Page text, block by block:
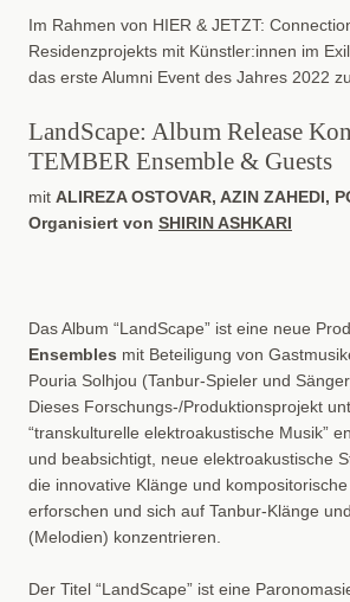
Im Rahmen von HIER & JETZT:
Residenzprojekts mit Künstler:innen im
das erste Alumni Event des Jahres 2022
LandScape: Album Release
TEMBER Ensemble & Guests
mitALIREZA OSTOVAR, AZIN ZAHEDI,
Organisiert von SHIRIN ASHKARI
Das Album “LandScape” ist eine neue
Ensembles mit Beteiligung von
Pouria Solhjou (Tanbur-Spieler und
Dieses Forschungs-/Produktionsprojekt
“transkulturelle elektroakustische Musik”
und beabsichtigt, neue elektroakustische
die innovative Klänge und
erforschen und sich auf Tanbur-Klänge
(Melodien) konzentrieren.
Der Titel “LandScape” ist eine